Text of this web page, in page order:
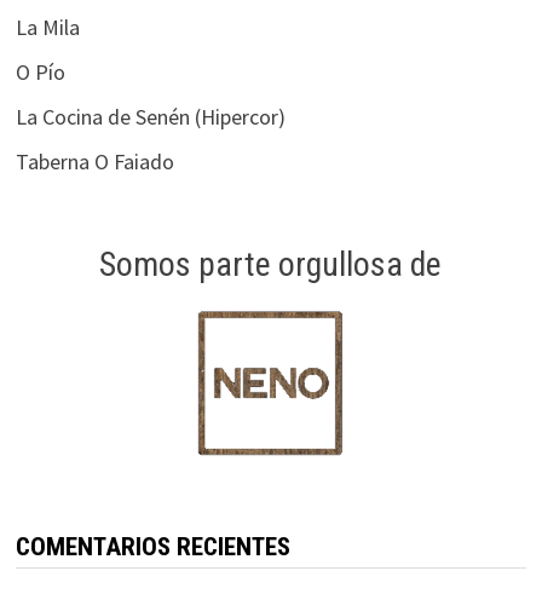
La Mila
O Pío
La Cocina de Senén (Hipercor)
Taberna O Faiado
Somos parte orgullosa de
COMENTARIOS RECIENTES